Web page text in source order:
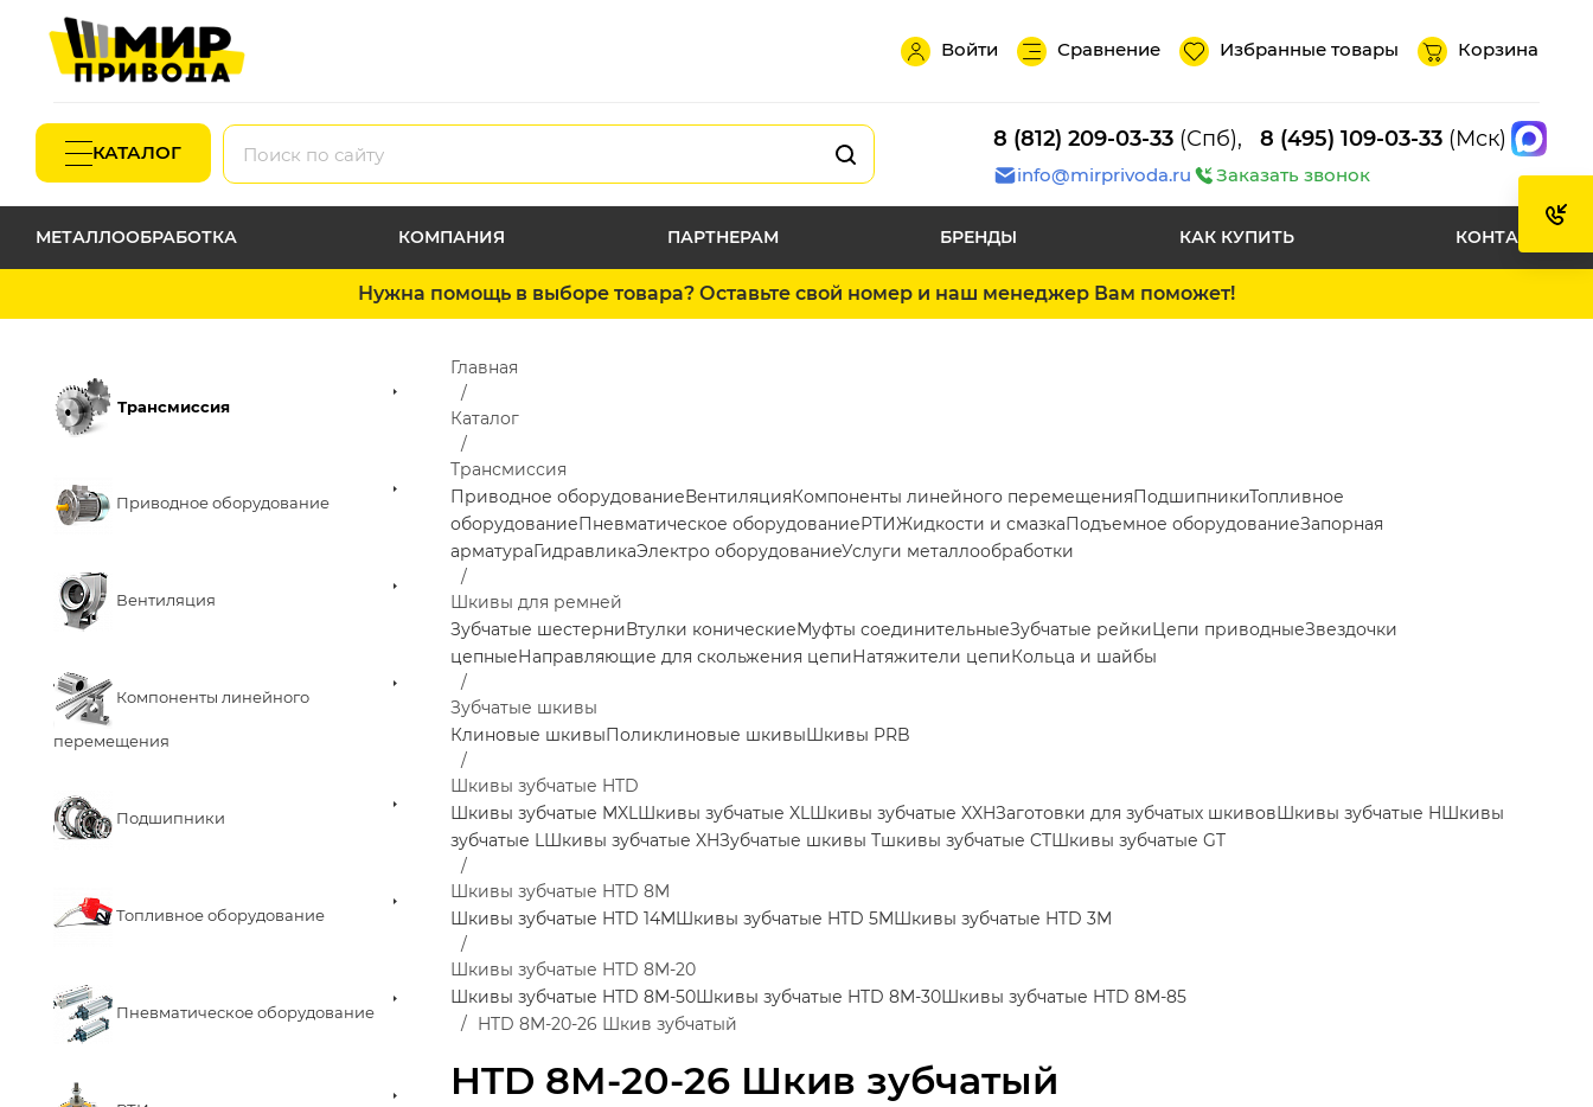
Войти Сравнение Избранные товары Корзина
КАТАЛОГ
8 (812) 209-03-33 (Спб), 8 (495) 109-03-33 (Мск)
info@mirprivoda.ru Заказать звонок
МЕТАЛЛООБРАБОТКА КОМПАНИЯ ПАРТНЕРАМ БРЕНДЫ КАК КУПИТЬ КОНТАКТЫ
Нужна помощь в выборе товара? Оставьте свой номер и наш менеджер Вам поможет!
Трансмиссия
Приводное оборудование
Вентиляция
Компоненты линейного
перемещения
Подшипники
Топливное оборудование
Пневматическое оборудование
HTD 8M-20-26 Шкив зубчатый
Главная
Каталог
Трансмиссия
Приводное оборудованиеВентиляцияКомпоненты линейного перемещенияПодшипникиТопливное
оборудованиеПневматическое оборудованиеРТИЖидкости и смазкаПодъемное оборудованиеЗапорная
арматураГидравликаЭлектро оборудованиеУслуги металлообработки
Шкивы для ремней
Зубчатые шестерниВтулки коническиеМуфты соединительныеЗубчатые рейкиЦепи приводныеЗвездочки
цепныеНаправляющие для скольжения цепиНатяжители цепиКольца и шайбы
Зубчатые шкивы
Клиновые шкивыПоликлиновые шкивыШкивы PRB
Шкивы зубчатые HTD
Шкивы зубчатые MXLШкивы зубчатые XLШкивы зубчатые XXHЗаготовки для зубчатых шкивовШкивы зубчатые HШкивы
зубчатые LШкивы зубчатые XHЗубчатые шкивы Тшкивы зубчатые CTШкивы зубчатые GT
Шкивы зубчатые HTD 8M
Шкивы зубчатые HTD 14MШкивы зубчатые HTD 5MШкивы зубчатые HTD 3M
Шкивы зубчатые HTD 8M-20
Шкивы зубчатые HTD 8M-50Шкивы зубчатые HTD 8M-30Шкивы зубчатые HTD 8M-85
HTD 8M-20-26 Шкив зубчатый